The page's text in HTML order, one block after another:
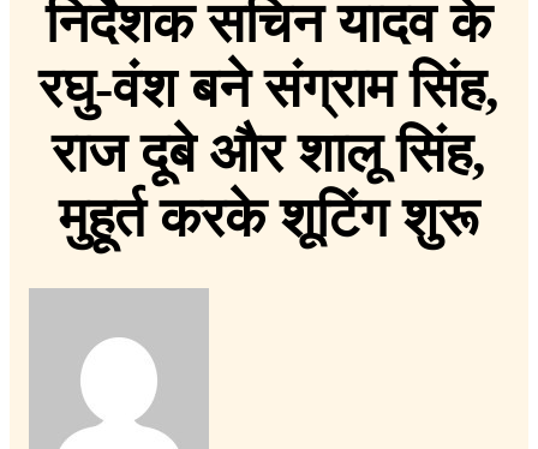
निर्देशक सचिन यादव के
रघु-वंश बने संग्राम सिंह,
राज दूबे और शालू सिंह,
मुहूर्त करके शूटिंग शुरू